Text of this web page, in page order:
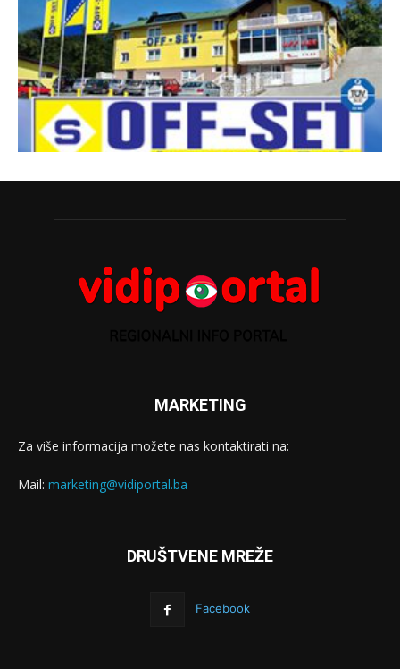
MARKETING
Za više informacija možete nas kontaktirati na:
Mail: marketing@vidiportal.ba
DRUŠTVENE MREŽE
Facebook